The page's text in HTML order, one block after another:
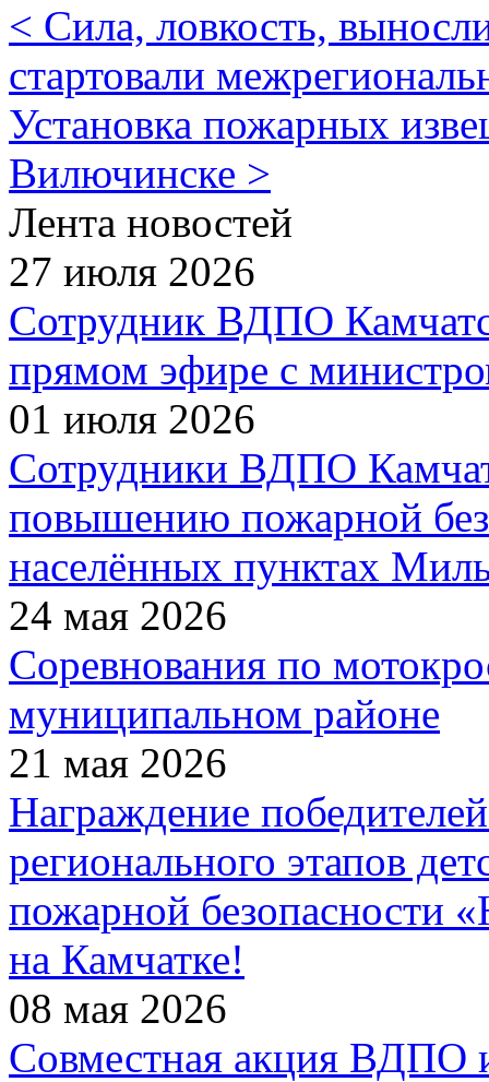
< Сила, ловкость,
стартовали
Установка пожарных
Вилючинске >
Лента новостей
27 июля 2026
Сотрудник ВДПО
прямом эфире с
01 июля 2026
Сотрудники ВДПО
повышению пожарной
населённых пунктах
24 мая 2026
Соревнования по
муниципальном районе
21 мая 2026
Награждение
регионального этапов
пожарной безопасности
на Камчатке!
08 мая 2026
Совместная акция